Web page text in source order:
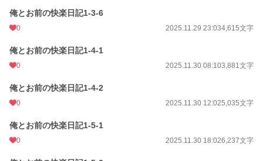
俺とお前の快楽日記1-3-6
0 2025.11.29 23:034,615文字
俺とお前の快楽日記1-4-1
0 2025.11.30 08:103,881文字
俺とお前の快楽日記1-4-2
0 2025.11.30 12:025,035文字
俺とお前の快楽日記1-5-1
0 2025.11.30 18:026,237文字